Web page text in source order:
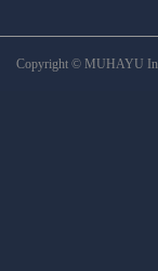
Copyright © MUHAYU